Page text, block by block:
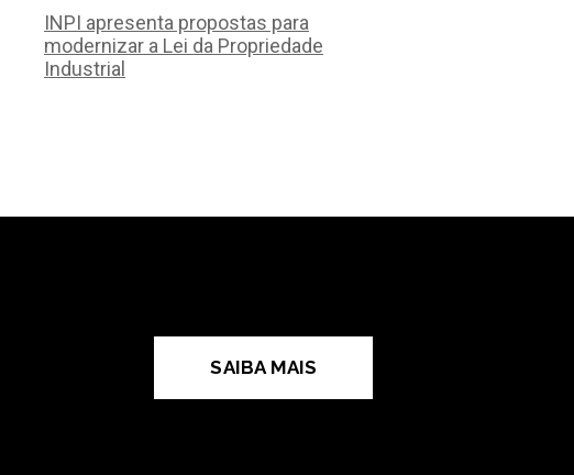
INPI apresenta propostas para
modernizar a Lei da Propriedade
Industrial
SAIBA MAIS